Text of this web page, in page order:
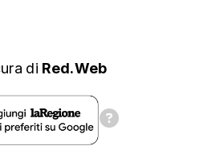
di Red.Web